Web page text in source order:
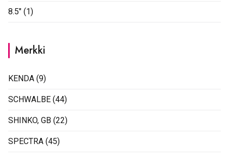
8.5" (1)
Merkki
KENDA (9)
SCHWALBE (44)
SHINKO, GB (22)
SPECTRA (45)